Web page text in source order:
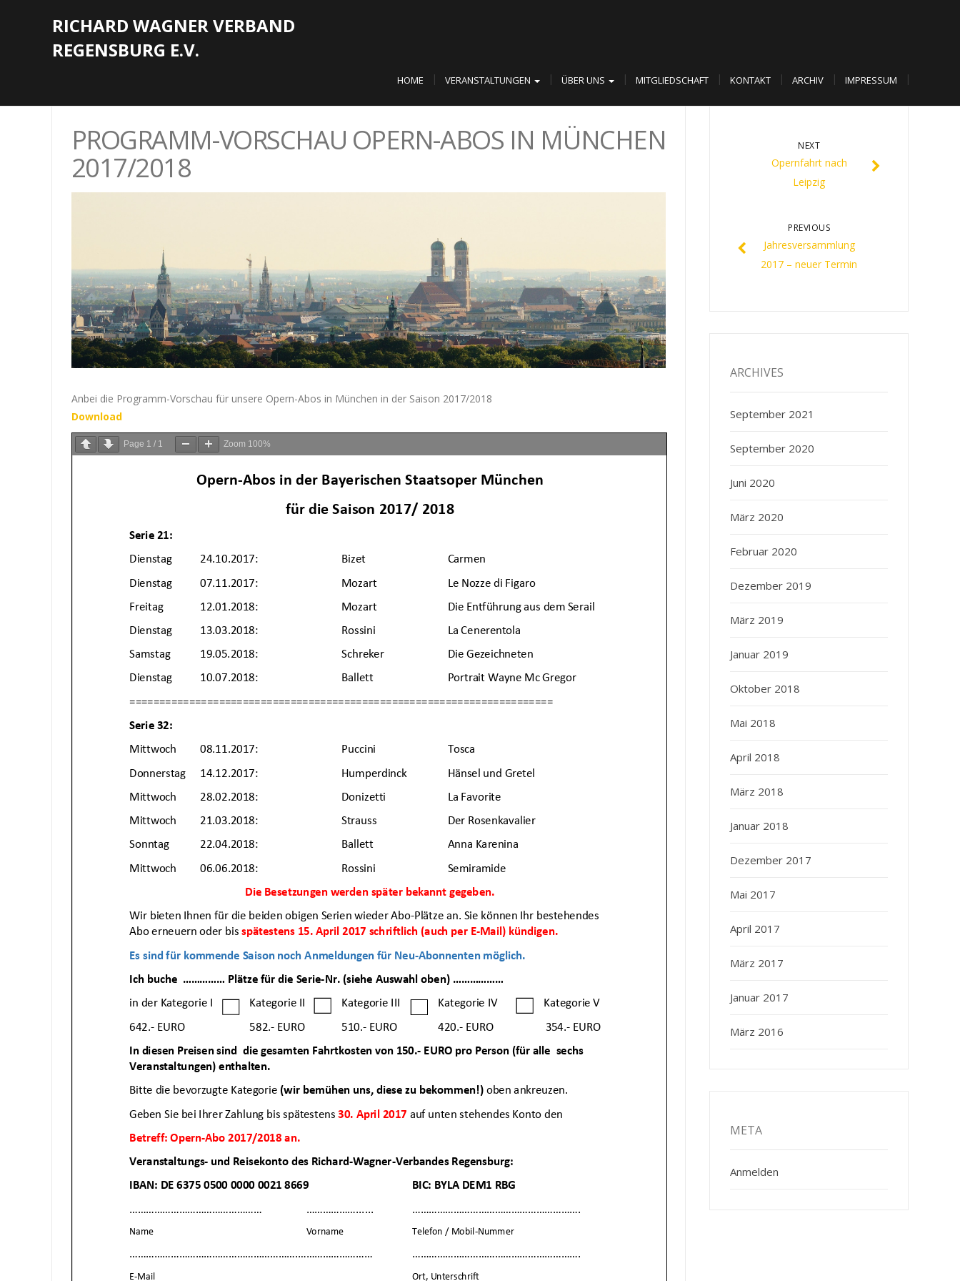
RICHARD WAGNER VERBAND
REGENSBURG E.V.
HOME VERANSTALTUNGEN ÜBER UNS MITGLIEDSCHAFT KONTAKT ARCHIV IMPRESSUM
PROGRAMM-VORSCHAU OPERN-ABOS IN MÜNCHEN
2017/2018
Anbei die Programm-Vorschau für unsere Opern-Abos in München in der Saison 2017/2018
Download
Page 1 / 1 Zoom 100%
NEXT
Opernfahrt nach
Leipzig
PREVIOUS
Jahresversammlung
2017 – neuer Termin
ARCHIVES
September 2021
September 2020
Juni 2020
März 2020
Februar 2020
Dezember 2019
März 2019
Januar 2019
Oktober 2018
Mai 2018
April 2018
März 2018
Januar 2018
Dezember 2017
Mai 2017
April 2017
März 2017
Januar 2017
März 2016
META
Anmelden